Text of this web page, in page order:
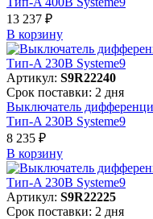
13 237 ₽
В корзинy
Артикул: S9R22240
Срок поставки: 2 дня
Выключатель
Тип-A 230В Systeme9
8 235 ₽
В корзинy
Артикул: S9R22225
Срок поставки: 2 дня